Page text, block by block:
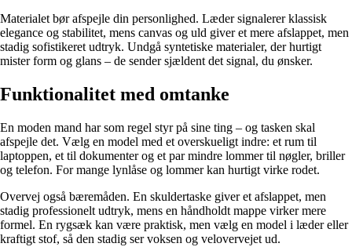
Materialet bør afspejle din personlighed. Læder signalerer klassisk
elegance og stabilitet, mens canvas og uld giver et mere afslappet, men
stadig sofistikeret udtryk. Undgå syntetiske materialer, der hurtigt
mister form og glans – de sender sjældent det signal, du ønsker.
Funktionalitet med omtanke
En moden mand har som regel styr på sine ting – og tasken skal
afspejle det. Vælg en model med et overskueligt indre: et rum til
laptoppen, et til dokumenter og et par mindre lommer til nøgler, briller
og telefon. For mange lynlåse og lommer kan hurtigt virke rodet.
Overvej også bæremåden. En skuldertaske giver et afslappet, men
stadig professionelt udtryk, mens en håndholdt mappe virker mere
formel. En rygsæk kan være praktisk, men vælg en model i læder eller
kraftigt stof, så den stadig ser voksen og velovervejet ud.